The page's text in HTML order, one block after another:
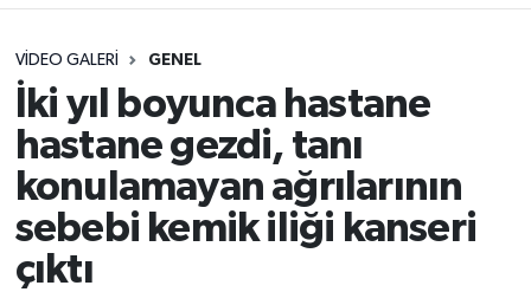
VIDEO GALERI GENEL
İki yıl boyunca hastane
hastane gezdi, tanı
konulamayan ağrılarının
sebebi kemik iliği kanseri
çıktı
GÜNCEL
SİYASET
RESMİ İLAN
GENEL
SPOR
SİYASET
Tüm Manşetler
Son Dakika Haberleri
Haber Arşivi